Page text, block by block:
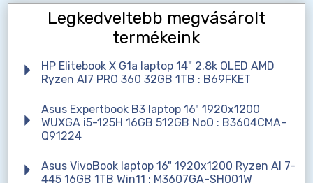
Legkedveltebb megvásárolt
termékeink
HP Elitebook X G1a laptop 14" 2.8k OLED AMD
Ryzen AI7 PRO 360 32GB 1TB : B69FKET
Asus Expertbook B3 laptop 16" 1920x1200
WUXGA i5-125H 16GB 512GB NoO : B3604CMA-
Q91224
Asus VivoBook laptop 16" 1920x1200 Ryzen AI 7-
445 16GB 1TB Win11 : M3607GA-SH001W